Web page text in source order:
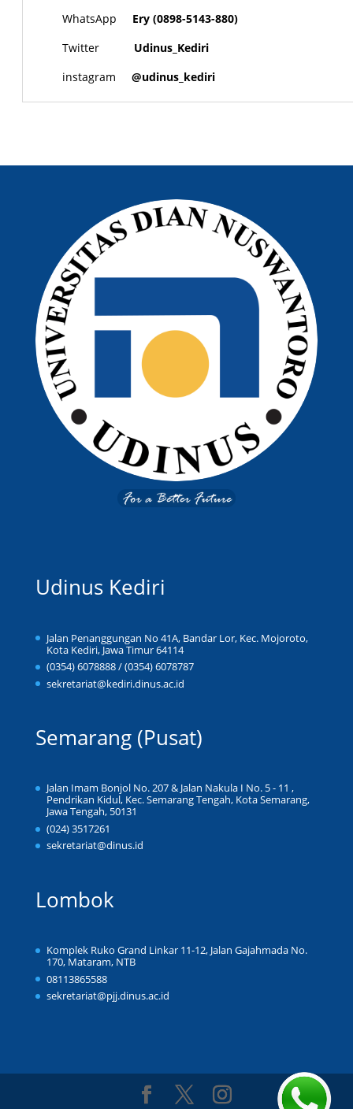
WhatsApp Ery (0898-5143-880)
Twitter Udinus_Kediri
instagram@udinus_kediri
Udinus Kediri
Jalan Penanggungan No 41A, Bandar Lor, Kec. Mojoroto,
Kota Kediri, Jawa Timur 64114
(0354) 6078888 / (0354) 6078787
sekretariat@kediri.dinus.ac.id
Semarang (Pusat)
Jalan Imam Bonjol No. 207 & Jalan Nakula I No. 5 - 11 ,
Pendrikan Kidul, Kec. Semarang Tengah, Kota Semarang,
Jawa Tengah, 50131
(024) 3517261
sekretariat@dinus.id
Lombok
Komplek Ruko Grand Linkar 11-12, Jalan Gajahmada No.
170, Mataram, NTB
08113865588
sekretariat@pjj.dinus.ac.id